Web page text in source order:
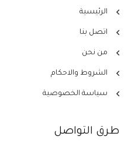
الرئيسية
اتصل بنا
من نحن
الشروط والاحكام
سياسة الخصوصية
طرق التواصل